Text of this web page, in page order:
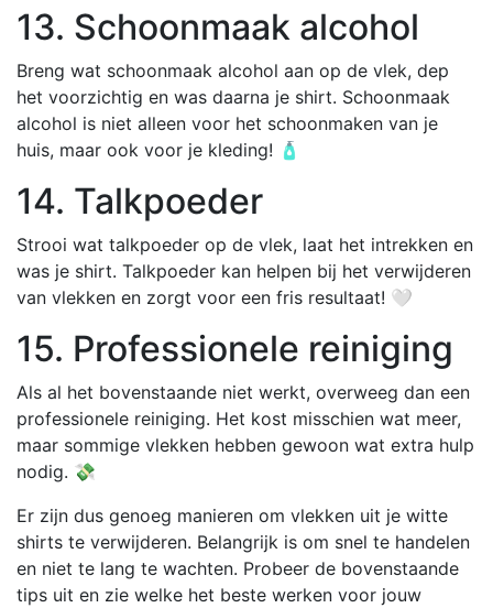
13. Schoonmaak alcohol
Breng wat schoonmaak alcohol aan op de vlek, dep
het voorzichtig en was daarna je shirt. Schoonmaak
alcohol is niet alleen voor het schoonmaken van je
huis, maar ook voor je kleding! 🧴
14. Talkpoeder
Strooi wat talkpoeder op de vlek, laat het intrekken en
was je shirt. Talkpoeder kan helpen bij het verwijderen
van vlekken en zorgt voor een fris resultaat! 🤍
15. Professionele reiniging
Als al het bovenstaande niet werkt, overweeg dan een
professionele reiniging. Het kost misschien wat meer,
maar sommige vlekken hebben gewoon wat extra hulp
nodig. 💸
Er zijn dus genoeg manieren om vlekken uit je witte
shirts te verwijderen. Belangrijk is om snel te handelen
en niet te lang te wachten. Probeer de bovenstaande
tips uit en zie welke het beste werken voor jouw